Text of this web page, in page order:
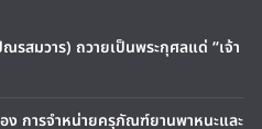
สมวาร) ถวายเป็นพระกุศลแด่ “เจ้า
ง การจำหน่ายครุภัณฑ์ยานพาหนะและ